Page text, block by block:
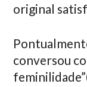
original
conversou